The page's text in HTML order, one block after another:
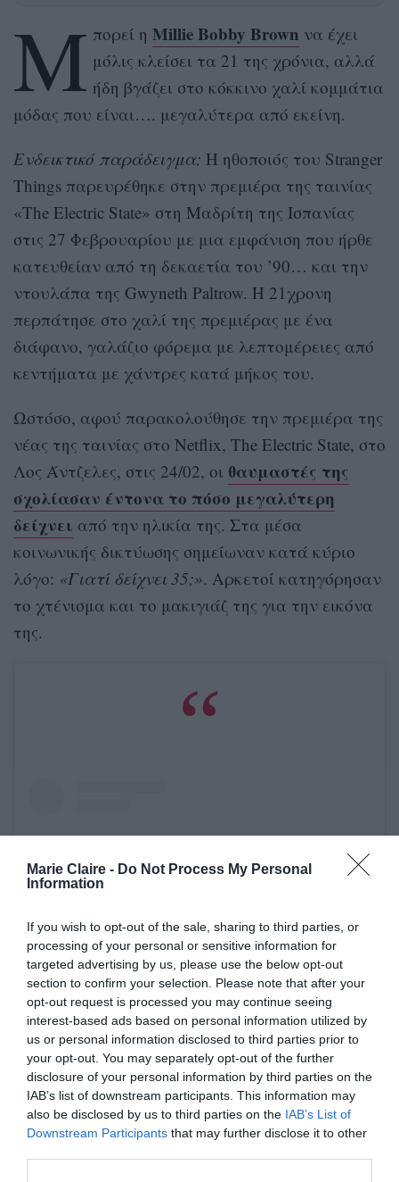
Marie Claire - Do Not Process My Personal
Information
If you wish to opt-out of the sale, sharing to third parties, or
processing of your personal or sensitive information for
targeted advertising by us, please use the below opt-out
section to confirm your selection. Please note that after your
opt-out request is processed you may continue seeing
interest-based ads based on personal information utilized by
us or personal information disclosed to third parties prior to
your opt-out. You may separately opt-out of the further
disclosure of your personal information by third parties on the
IAB’s list of downstream participants. This information may
also be disclosed by us to third parties on the IAB’s List of
Downstream Participants that may further disclose it to other
Μ πορεί η Millie Bobby Brown να έχει
μόλις κλείσει τα 21 της χρόνια, αλλά
ήδη βγάζει στο κόκκινο χαλί κομμάτια
μόδας που είναι…. μεγαλύτερα από εκείνη.
Ενδεικτικό παράδειγμα; Η ηθοποιός του Stranger
Things παρευρέθηκε στην πρεμιέρα της ταινίας
«The Electric State» στη Μαδρίτη της Ισπανίας
στις 27 Φεβρουαρίου με μια εμφάνιση που ήρθε
κατευθείαν από τη δεκαετία του ’90… και την
ντουλάπα της Gwyneth Paltrow. Η 21χρονη
περπάτησε στο χαλί της πρεμιέρας με ένα
διάφανο, γαλάζιο φόρεμα με λεπτομέρειες από
κεντήματα με χάντρες κατά μήκος του.
Ωστόσο, αφού παρακολούθησε την πρεμιέρα της
νέας της ταινίας στο Netflix, The Electric State, στο
Λος Άντζελες, στις 24/02, οι θαυμαστές της
σχολίασαν έντονα το πόσο μεγαλύτερη
δείχνει από την ηλικία της. Στα μέσα
κοινωνικής δικτύωσης σημείωναν κατά κύριο
λόγο: «Γιατί δείχνει 35;». Αρκετοί κατηγόρησαν
το χτένισμα και το μακιγιάζ της για την εικόνα
της.
Δείτε αυτή τη δημοσίευση στο Instagram.